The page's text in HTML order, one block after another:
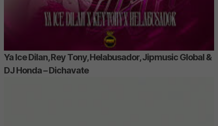
Ya Ice Dilan, Rey Tony, Helabusador, Jipmusic Global &
DJ Honda – Dichavate